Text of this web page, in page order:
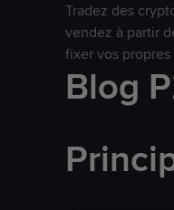
Tradez des
vendez à partir
fixer vos propres
Blog